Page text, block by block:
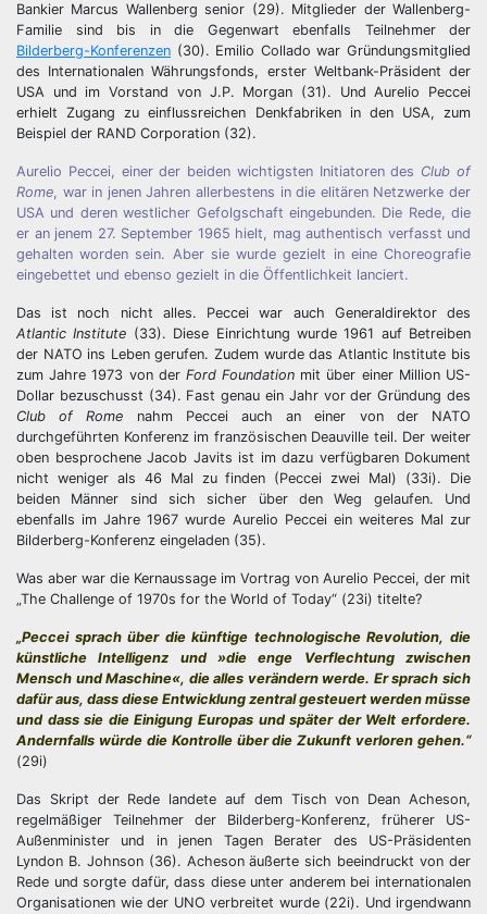
Bankier Marcus Wallenberg senior (29). Mitglieder der Wallenberg-
Familie sind bis in die Gegenwart ebenfalls Teilnehmer der
Bilderberg-Konferenzen (30). Emilio Collado war Gründungsmitglied
des Internationalen Währungsfonds, erster Weltbank-Präsident der
USA und im Vorstand von J.P. Morgan (31). Und Aurelio Peccei
erhielt Zugang zu einflussreichen Denkfabriken in den USA, zum
Beispiel der RAND Corporation (32).
Aurelio Peccei, einer der beiden wichtigsten Initiatoren des Club of
Rome, war in jenen Jahren allerbestens in die elitären Netzwerke der
USA und deren westlicher Gefolgschaft eingebunden. Die Rede, die
er an jenem 27. September 1965 hielt, mag authentisch verfasst und
gehalten worden sein. Aber sie wurde gezielt in eine Choreografie
eingebettet und ebenso gezielt in die Öffentlichkeit lanciert.
Das ist noch nicht alles. Peccei war auch Generaldirektor des
Atlantic Institute (33). Diese Einrichtung wurde 1961 auf Betreiben
der NATO ins Leben gerufen. Zudem wurde das Atlantic Institute bis
zum Jahre 1973 von der Ford Foundation mit über einer Million US-
Dollar bezuschusst (34). Fast genau ein Jahr vor der Gründung des
Club of Rome nahm Peccei auch an einer von der NATO
durchgeführten Konferenz im französischen Deauville teil. Der weiter
oben besprochene Jacob Javits ist im dazu verfügbaren Dokument
nicht weniger als 46 Mal zu finden (Peccei zwei Mal) (33i). Die
beiden Männer sind sich sicher über den Weg gelaufen. Und
ebenfalls im Jahre 1967 wurde Aurelio Peccei ein weiteres Mal zur
Bilderberg-Konferenz eingeladen (35).
Was aber war die Kernaussage im Vortrag von Aurelio Peccei, der mit
„The Challenge of 1970s for the World of Today“ (23i) titelte?
„Peccei sprach über die künftige technologische Revolution, die
künstliche Intelligenz und »die enge Verflechtung zwischen
Mensch und Maschine«, die alles verändern werde. Er sprach sich
dafür aus, dass diese Entwicklung zentral gesteuert werden müsse
und dass sie die Einigung Europas und später der Welt erfordere.
Andernfalls würde die Kontrolle über die Zukunft verloren gehen.“
(29i)
Das Skript der Rede landete auf dem Tisch von Dean Acheson,
regelmäßiger Teilnehmer der Bilderberg-Konferenz, früherer US-
Außenminister und in jenen Tagen Berater des US-Präsidenten
Lyndon B. Johnson (36). Acheson äußerte sich beeindruckt von der
Rede und sorgte dafür, dass diese unter anderem bei internationalen
Organisationen wie der UNO verbreitet wurde (22i). Und irgendwann